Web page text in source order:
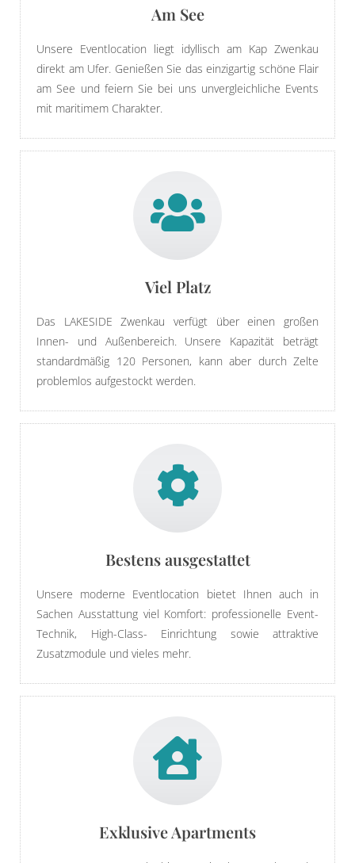
Am See
Unsere Eventlocation liegt idyllisch am Kap Zwenkau
direkt am Ufer. Genießen Sie das einzigartig schöne Flair
am See und feiern Sie bei uns unvergleichliche Events
mit maritimem Charakter.
Viel Platz
Das LAKESIDE Zwenkau verfügt über einen großen
Innen- und Außenbereich. Unsere Kapazität beträgt
standardmäßig 120 Personen, kann aber durch Zelte
problemlos aufgestockt werden.
Bestens ausgestattet
Unsere moderne Eventlocation bietet Ihnen auch in
Sachen Ausstattung viel Komfort: professionelle Event-
Technik, High-Class- Einrichtung sowie attraktive
Zusatzmodule und vieles mehr.
Exklusive Apartments